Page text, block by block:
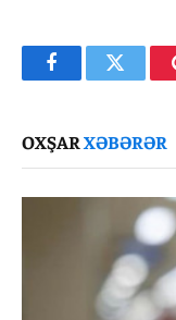
FacebookTwitter
OXŞARXƏBƏRƏR